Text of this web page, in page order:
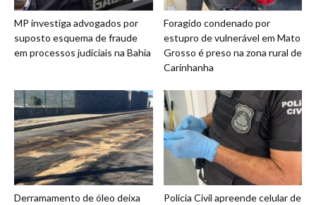
MP investiga advogados por
suposto esquema de fraude
em processos judiciais na Bahia
Foragido condenado por
estupro de vulnerável em Mato
Grosso é preso na zona rural de
Carinhanha
Derramamento de óleo deixa
Polícia Civil apreende celular de